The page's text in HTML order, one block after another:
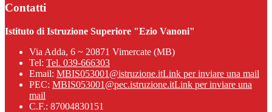
Contatti
Istituto di Istruzione Superiore "Ezio Vanoni"
Via Adda, 6 ~ 20871 Vimercate (MB)
Tel: Tel. 039-666303
Email: MBIS053001@istruzione.itLink per inviare una mail
PEC: MBIS053001@pec.istruzione.itLink per inviare una
mail
C.F.: 87004830151